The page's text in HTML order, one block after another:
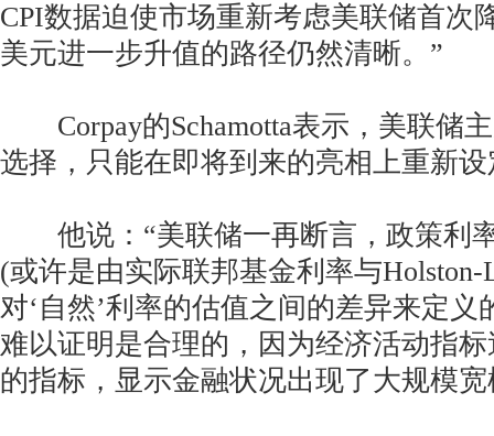
CPI数据迫使市场重新考虑美联储首次
美元进一步升值的路径仍然清晰。”
Corpay的Schamotta表示，美联储
选择，只能在即将到来的亮相上重新
他说：“美联储一再断言，政策利率
(或许是由实际联邦基金利率与Holston-
对‘自然’利率的估值之间的差异来定义
难以证明是合理的，因为经济活动指
的指标，显示金融状况出现了大规模宽